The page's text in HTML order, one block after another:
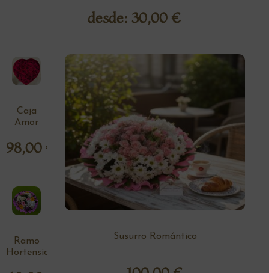
desde: 30,00 €
Susurro Romántico
Caja
Amor
98,00 €
Ramo
Hortensia